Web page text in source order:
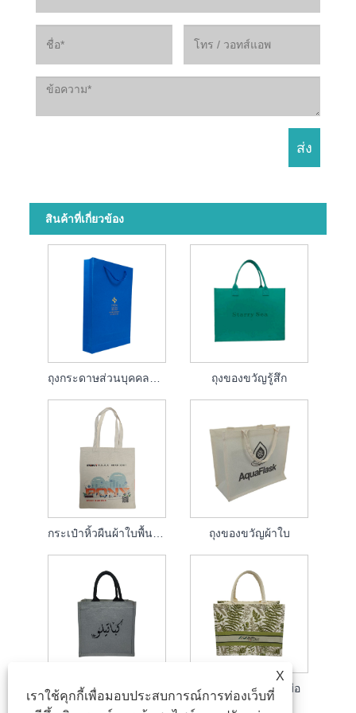
สินค้าที่เกี่ยวข้อง
ถุงของขวัญรู้สึก
ถุงของขวัญผ้าใบ
ผ้าใบกระเป๋าใบเล็ก กระเป๋าผ้าใบงานฝีมือ
X
เราใช้คุกกี้เพื่อมอบประสบการณ์การท่องเว็บที่